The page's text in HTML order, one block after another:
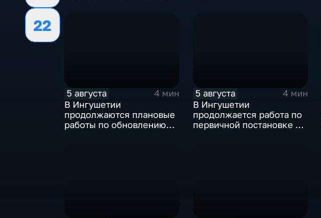
22
5 августа
4 мин
В Ингушетии
продолжаются плановые
работы по обновлению
5 августа
4 мин
В Ингушетии
продолжается работа по
первичной постановке на